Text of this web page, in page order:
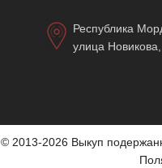
Республика
улица Новикова,
© 2013-2026 Выкуп